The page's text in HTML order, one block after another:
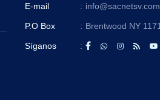
E-mail : info@sacnetsv.com
P.O Box : Brentwood NY
Síganos :